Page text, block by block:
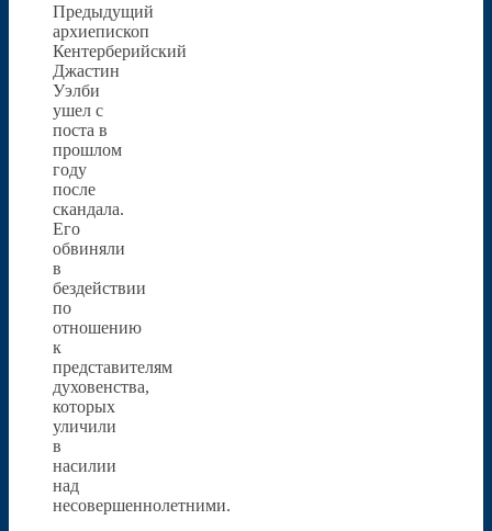
Предыдущий
архиепископ
Кентерберийский
Джастин
Уэлби
ушел с
поста в
прошлом
году
после
скандала.
Его
обвиняли
в
бездействии
по
отношению
к
представителям
духовенства,
которых
уличили
в
насилии
над
несовершеннолетними.